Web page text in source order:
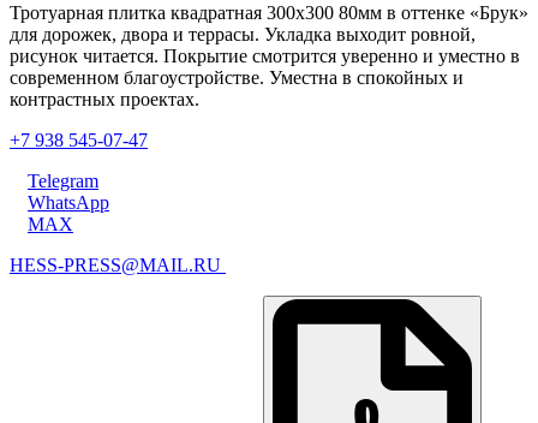
Тротуарная плитка квадратная 300х300 80мм в оттенке «Брук»
для дорожек, двора и террасы. Укладка выходит ровной,
рисунок читается. Покрытие смотрится уверенно и уместно в
современном благоустройстве. Уместна в спокойных и
контрастных проектах.
+7 938 545-07-47
Telegram
WhatsApp
MAX
HESS-PRESS@MAIL.RU